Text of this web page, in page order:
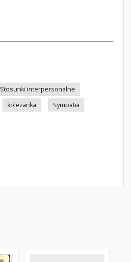
Stosunki interpersonalne
koleżanka
Sympatia